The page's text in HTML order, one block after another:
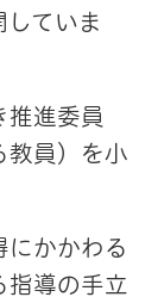
ていま
進委員
教員）を小
にかかわる
指導の手立